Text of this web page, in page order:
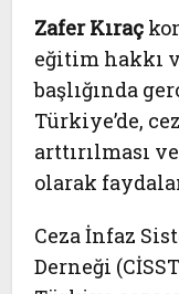
Zafer Kıraç
eğitim hakkı
başlığında
Türkiye’de,
arttırılması
olarak
Ceza İnfaz
Derneği